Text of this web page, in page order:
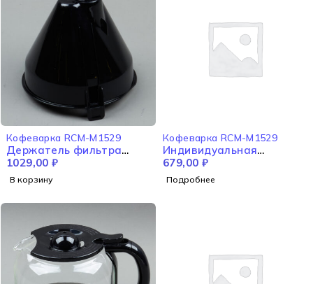
Кофеварка RCM-M1529
Держатель фильтра
RCM-M1529
1029,00 ₽
В корзину
Кофеварка RCM-M1529
Индивидуальная
упаковка RED RCM-M1529
679,00 ₽
Подробнее